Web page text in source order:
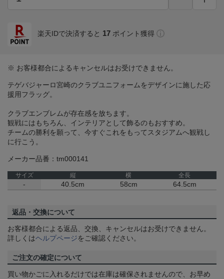
楽天IDで決済すると 17 ポイント獲得
※ お客様都合によるキャンセルはお受けできません。
テゲバジャーロ宮崎のクラブユニフォームをデザインに施した応
援用フラッグ。
クラブエンブレムが存在感を放ちます。
観戦にはもちろん、インテリアとして飾るのもおすすめ。
チームの勝利を願って、今すぐこれをもってスタジアムへ観戦し
に行こう。
メーカー品番：tm000141
サイズ 縦 横 全長
- 40.5cm 58cm 64.5cm
返品・交換について
お客様都合による返品、交換、キャンセルはお受けできません。
詳しくはヘルプページをご確認ください。
ご注文の確定について
買い物かごに入れるだけでは在庫は確保されませんので、お早め